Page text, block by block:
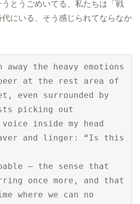
とうごめいてる、私たちは「戦
にいる、そう感じられてならなか
the heavy emotions
at the rest area of
even surrounded by
picking out
inside my head
and linger: “Is this
— the sense that
once more, and that
where we can no